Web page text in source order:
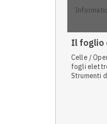
Il foglio
Celle /
fogli
Strumenti